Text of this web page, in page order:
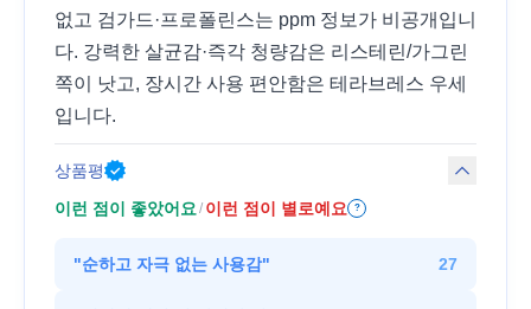
없고 검가드·프로폴린스는 ppm 정보가 비공개입니
다. 강력한 살균감·즉각 청량감은 리스테린/가그린
쪽이 낫고, 장시간 사용 편안함은 테라브레스 우세
입니다.
상품평
이런 점이 좋았어요 / 이런 점이 별로예요 ?
"순하고 자극 없는 사용감" 27